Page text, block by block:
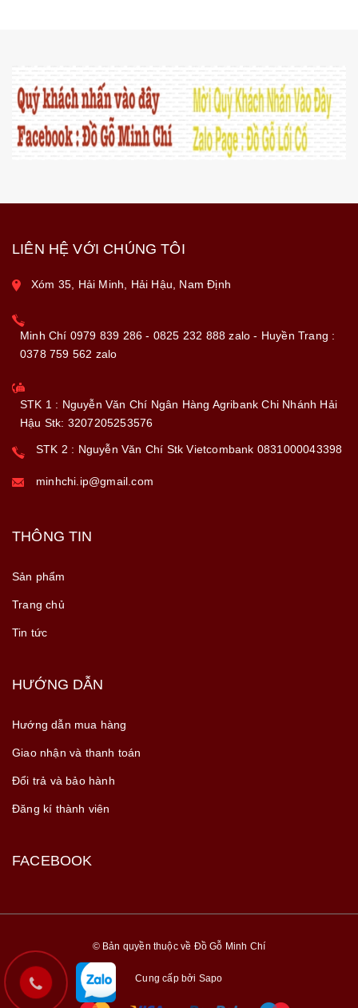
LIÊN HỆ VỚI CHÚNG TÔI
Xóm 35, Hải Minh, Hải Hậu, Nam Định
Minh Chí 0979 839 286 - 0825 232 888 zalo - Huyền Trang :
0378 759 562 zalo
STK 1 : Nguyễn Văn Chí Ngân Hàng Agribank Chi Nhánh Hải
Hậu Stk: 3207205253576
STK 2 : Nguyễn Văn Chí Stk Vietcombank 0831000043398
minhchi.ip@gmail.com
THÔNG TIN
Sản phẩm
Trang chủ
Tin tức
HƯỚNG DẪN
Hướng dẫn mua hàng
Giao nhận và thanh toán
Đổi trả và bảo hành
Đăng kí thành viên
FACEBOOK
© Bản quyền thuộc về Đồ Gỗ Minh Chí
Cung cấp bởi Sapo